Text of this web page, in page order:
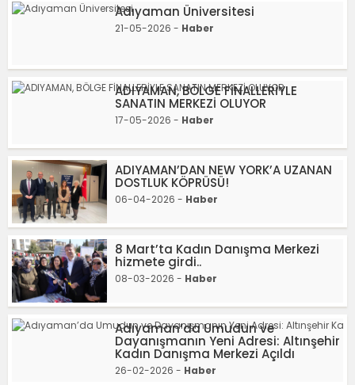
Adıyaman Üniversitesi
21-05-2026 - Haber
ADIYAMAN, BÖLGE FİNALLERİYLE
SANATIN MERKEZİ OLUYOR
17-05-2026 - Haber
ADIYAMAN’DAN NEW YORK’A UZANAN
DOSTLUK KÖPRÜSÜ!
06-04-2026 - Haber
8 Mart’ta Kadın Danışma Merkezi
hizmete girdi..
08-03-2026 - Haber
Adıyaman’da Umudun ve
Dayanışmanın Yeni Adresi: Altınşehir
Kadın Danışma Merkezi Açıldı
26-02-2026 - Haber